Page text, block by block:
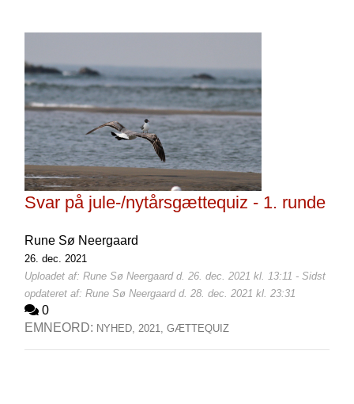
Svar på jule-/nytårsgættequiz - 1. runde
Rune Sø Neergaard
26. dec. 2021
Uploadet af: Rune Sø Neergaard d. 26. dec. 2021 kl. 13:11 - Sidst
opdateret af: Rune Sø Neergaard d. 28. dec. 2021 kl. 23:31
0
EMNEORD: NYHED, 2021, GÆTTEQUIZ